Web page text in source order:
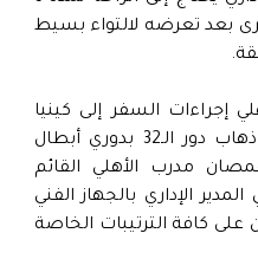
بعد تعرضه لالتواء بسيط
إجراءات السفر إلى كينيا
لمواجهة جورماهيا الكيني في ذهاب دور الـ32 بدوري أبطال
مدرب الأهلي القائم
الإداري بالجهاز الفني
على كافة الترتيبات الخاصة